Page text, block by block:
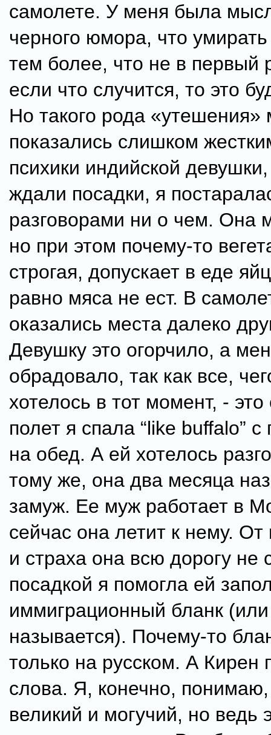
самолете. У меня была
черного юмора, что
тем более, что не в первый
если что случится, то это
Но такого рода «утешения»
показались слишком
психики индийской
ждали посадки, я
разговорами ни о чем. Она
но при этом почему-то
строгая, допускает в еде
равно мяса не ест. В
оказались места далеко
Девушку это огорчило, а
обрадовало, так как все,
хотелось в тот момент, - это
полет я спала “like buffalo”
на обед. А ей хотелось
тому же, она два месяца
замуж. Ее муж работает в
сейчас она летит к нему. От
и страха она всю дорогу не
посадкой я помогла ей
иммиграционный бланк (или
называется). Почему-то
только на русском. А Кирен
слова. Я, конечно,
великий и могучий, но ведь